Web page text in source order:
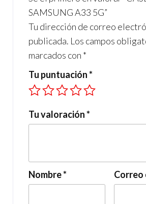
SAMSUNG A33 5G”
Tu dirección de correo
publicada. Los campos
marcados con *
Tu puntuación*
Tu valoración*
Nombre*